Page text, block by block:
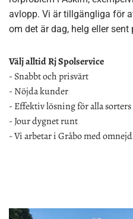
avlopp. Vi är tillgängliga för
om det är dag, helg eller sent
Välj alltid Rj Spolservice
- Snabbt och prisvärt
- Nöjda kunder
- Effektiv lösning för alla
- Jour dygnet runt
- Vi arbetar i Gråbo med omnejd